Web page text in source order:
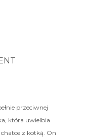
przeciwnej
która uwielbia
z kotką. On